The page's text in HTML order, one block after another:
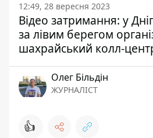
12:49, 28 вересня 2023
Відео затримання: у
за лівим берегом
шахрайський колл-
Олег Більдін
ЖУРНАЛІСТ
👍